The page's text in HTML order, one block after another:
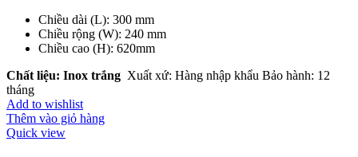
Chiều dài (L): 300 mm
Chiều rộng (W): 240 mm
Chiều cao (H): 620mm
Chất liệu: Inox trắng Xuất xứ: Hàng nhập khẩu Bảo hành: 12
tháng
Add to wishlist
Thêm vào giỏ hàng
Quick view